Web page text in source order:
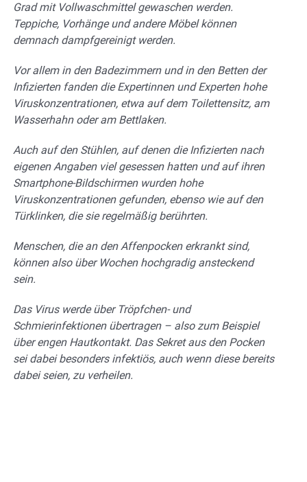
Grad mit Vollwaschmittel gewaschen werden.
Teppiche, Vorhänge und andere Möbel können
demnach dampfgereinigt werden.
Vor allem in den Badezimmern und in den Betten der
Infizierten fanden die Expertinnen und Experten hohe
Viruskonzentrationen, etwa auf dem Toilettensitz, am
Wasserhahn oder am Bettlaken.
Auch auf den Stühlen, auf denen die Infizierten nach
eigenen Angaben viel gesessen hatten und auf ihren
Smartphone-Bildschirmen wurden hohe
Viruskonzentrationen gefunden, ebenso wie auf den
Türklinken, die sie regelmäßig berührten.
Menschen, die an den Affenpocken erkrankt sind,
können also über Wochen hochgradig ansteckend
sein.
Das Virus werde über Tröpfchen- und
Schmierinfektionen übertragen – also zum Beispiel
über engen Hautkontakt. Das Sekret aus den Pocken
sei dabei besonders infektiös, auch wenn diese bereits
dabei seien, zu verheilen.